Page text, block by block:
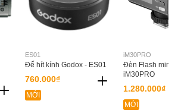
ES01
Đế hít kính Godox - ES01
760.000₫
MỚI
iM30PRO
Đèn Flash mini
iM30PRO
1.280.000₫
MỚI